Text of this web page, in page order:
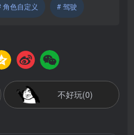
角色自定义 # 驾驶
不好玩(0)